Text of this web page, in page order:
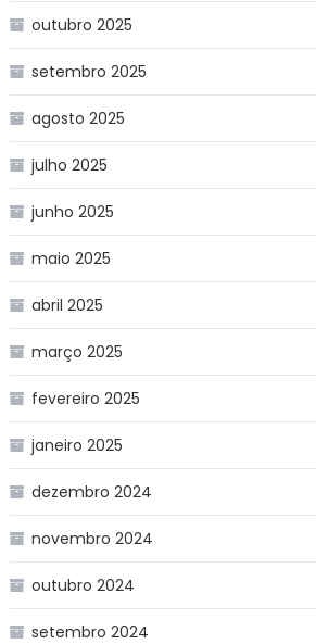
outubro 2025
setembro 2025
agosto 2025
julho 2025
junho 2025
maio 2025
abril 2025
março 2025
fevereiro 2025
janeiro 2025
dezembro 2024
novembro 2024
outubro 2024
setembro 2024